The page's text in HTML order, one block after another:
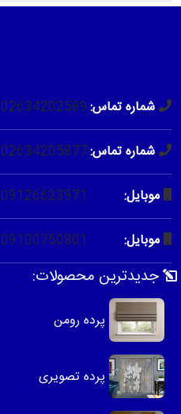
شماره تماس:02634202589
شماره تماس:02634205877
موبایل: 09126623971
موبایل: 09100750801
جدیدترین محصولات:
پرده رومن
پرده تصویری